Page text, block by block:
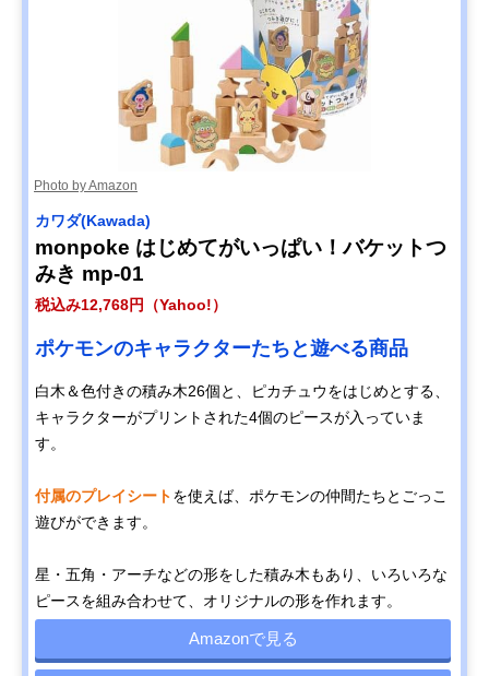
Photo by Amazon
カワダ(Kawada)
monpoke はじめてがいっぱい！バケットつ
みき mp-01
税込み12,768円（Yahoo!）
ポケモンのキャラクターたちと遊べる商品
白木＆色付きの積み木26個と、ピカチュウをはじめとする、
キャラクターがプリントされた4個のピースが入っていま
す。
付属のプレイシートを使えば、ポケモンの仲間たちとごっこ
遊びができます。
星・五角・アーチなどの形をした積み木もあり、いろいろな
ピースを組み合わせて、オリジナルの形を作れます。
Amazonで見る